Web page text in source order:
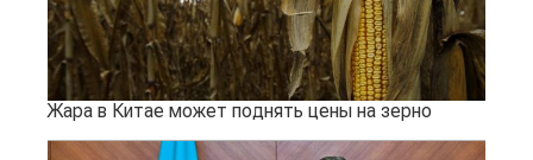
Жара в Китае может поднять цены на зерно